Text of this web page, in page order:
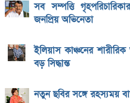
সব সম্পত্তি
জনপ্রিয় অভিনেতা
ইলিয়াস কাঞ্চনের শারীরিক
বড় সিদ্ধান্ত
নতুন ছবির সঙ্গে রহস্যময়